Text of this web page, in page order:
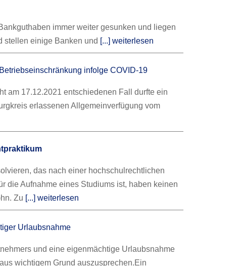
immer weiter gesunken und liegen
stellen einige Banken und [...] weiterlesen
infolge COVID-19
am 17.12.2021 entschiedenen Fall durfte ein
erlassenen Allgemeinverfügung vom
das nach einer hochschulrechtlichen
die Aufnahme eines Studiums ist, haben keinen
Zu [...] weiterlesen
Urlaubsnahme
und eine eigenmächtige Urlaubsnahme
wichtigem Grund auszusprechen.Ein